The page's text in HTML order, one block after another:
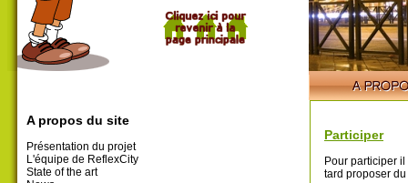
A propos du site
Présentation du projet
L'équipe de ReflexCity
State of the art
Participer
Pour participer
tard proposer